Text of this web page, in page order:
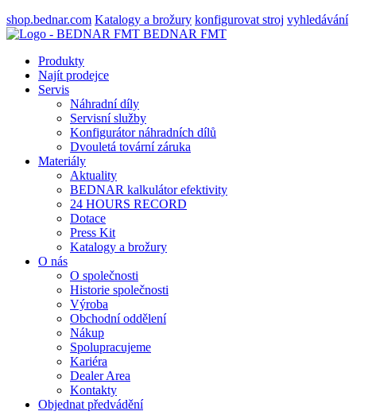
shop.bednar.com Katalogy a brožury konfigurovat stroj vyhledávání
BEDNAR FMT
Produkty
Najít prodejce
Servis
Náhradní díly
Servisní služby
Konfigurátor náhradních dílů
Dvouletá tovární záruka
Materiály
Aktuality
BEDNAR kalkulátor efektivity
24 HOURS RECORD
Dotace
Press Kit
Katalogy a brožury
O nás
O společnosti
Historie společnosti
Výroba
Obchodní oddělení
Nákup
Spolupracujeme
Kariéra
Dealer Area
Kontakty
Objednat předvádění